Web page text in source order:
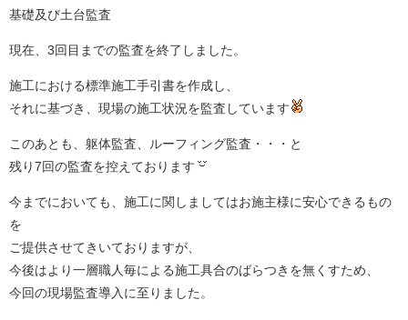
基礎及び土台監査
現在、3回目までの監査を終了しました。
施工における標準施工手引書を作成し、
それに基づき、現場の施工状況を監査しています
このあとも、躯体監査、ルーフィング監査・・・と
残り7回の監査を控えております
今までにおいても、施工に関しましてはお施主様に安心できるもの
を
ご提供させてきいておりますが、
今後はより一層職人毎による施工具合のばらつきを無くすため、
今回の現場監査導入に至りました。